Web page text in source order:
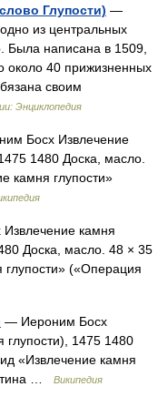
Глупости) —
из центральных
Была написана в 1509,
около 40 прижизненных
своим
Энциклопедия
Босх Извлечение
1480 Доска, масло.
камня глупости»
камня
Доска, масло. 48 × 35
(«Операция
— Иероним Босх
глупости), 1475 1480
«Извлечение камня
…
Википедия